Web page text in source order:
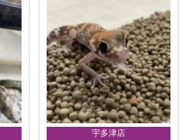
宇多津店